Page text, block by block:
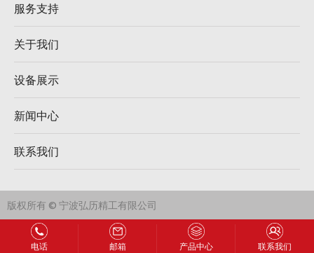
服务支持
关于我们
设备展示
新闻中心
联系我们
版权所有 © 宁波弘历精工有限公司
电话 邮箱 产品中心 联系我们